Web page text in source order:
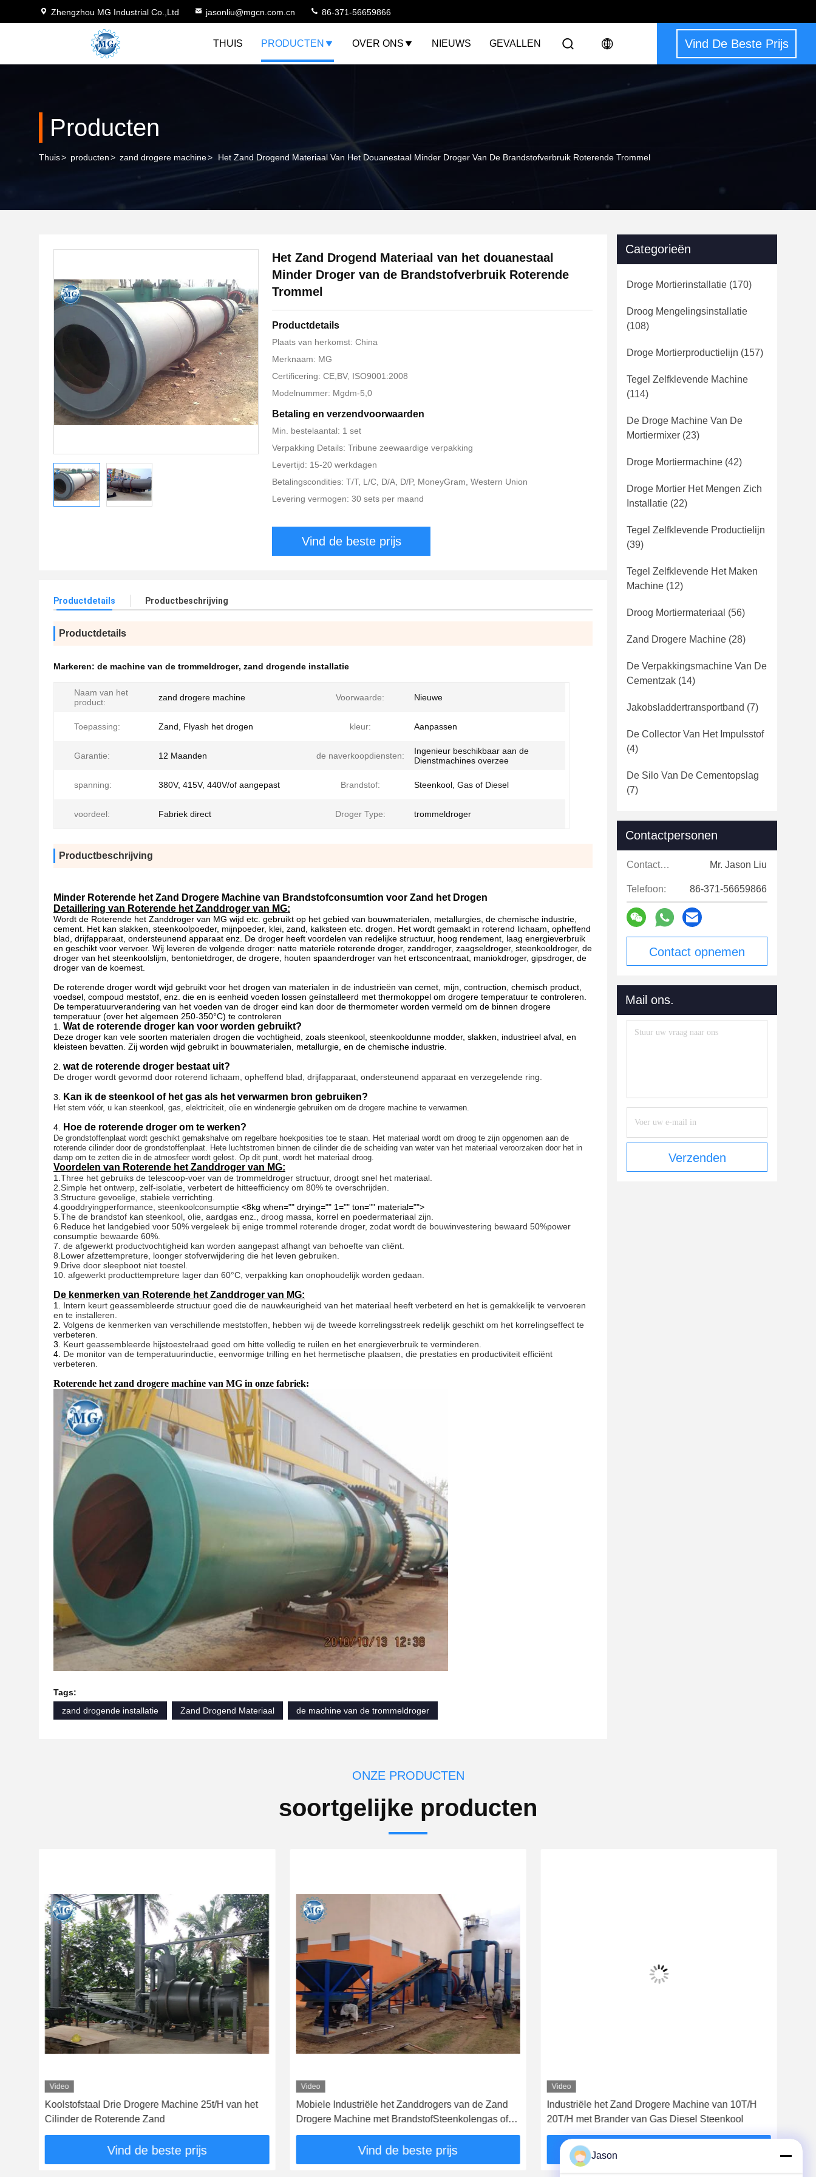
Zhengzhou MG Industrial Co.,Ltd jasonliu@mgcn.com.cn 86-371-56659866
THUIS PRODUCTEN OVER ONS NIEUWS GEVALLEN Vind De Beste Prijs
Producten
Thuis> producten> zand drogere machine> Het Zand Drogend Materiaal Van Het Douanestaal Minder Droger Van De Brandstofverbruik Roterende Trommel
Het Zand Drogend Materiaal van het douanestaal
Minder Droger van de Brandstofverbruik Roterende
Trommel
Productdetails
Plaats van herkomst: China
Merknaam: MG
Certificering: CE,BV, ISO9001:2008
Modelnummer: Mgdm-5,0
Betaling en verzendvoorwaarden
Min. bestelaantal: 1 set
Verpakking Details: Tribune zeewaardige verpakking
Levertijd: 15-20 werkdagen
Betalingscondities: T/T, L/C, D/A, D/P, MoneyGram, Western Union
Levering vermogen: 30 sets per maand
Vind de beste prijs
Productdetails Productbeschrijving
Productdetails
Markeren: de machine van de trommeldroger, zand drogende installatie
Naam van het
product:
zand drogere machine Voorwaarde: Nieuwe
Toepassing: Zand, Flyash het drogen kleur: Aanpassen
Garantie: 12 Maanden de naverkoopdiensten:
Ingenieur beschikbaar aan de
Dienstmachines overzee
spanning: 380V, 415V, 440V/of aangepast Brandstof: Steenkool, Gas of Diesel
voordeel: Fabriek direct Droger Type: trommeldroger
Productbeschrijving
Minder Roterende het Zand Drogere Machine van Brandstofconsumtion voor Zand het Drogen
Detaillering van Roterende het Zanddroger van MG:
Wordt de Roterende het Zanddroger van MG wijd etc. gebruikt op het gebied van bouwmaterialen, metallurgies, de chemische industrie,
cement. Het kan slakken, steenkoolpoeder, mijnpoeder, klei, zand, kalksteen etc. drogen. Het wordt gemaakt in roterend lichaam, opheffend
blad, drijfapparaat, ondersteunend apparaat enz. De droger heeft voordelen van redelijke structuur, hoog rendement, laag energieverbruik
en geschikt voor vervoer. Wij leveren de volgende droger: natte materiële roterende droger, zanddroger, zaagseldroger, steenkooldroger, de
droger van het steenkoolslijm, bentonietdroger, de drogere, houten spaanderdroger van het ertsconcentraat, maniokdroger, gipsdroger, de
droger van de koemest.
De roterende droger wordt wijd gebruikt voor het drogen van materialen in de industrieën van cemet, mijn, contruction, chemisch product,
voedsel, compoud meststof, enz. die en is eenheid voeden lossen geïnstalleerd met thermokoppel om drogere temperatuur te controleren.
De temperatuurverandering van het voeden van de droger eind kan door de thermometer worden vermeld om de binnen drogere
temperatuur (over het algemeen 250-350°C) te controleren
1. Wat de roterende droger kan voor worden gebruikt?
Deze droger kan vele soorten materialen drogen die vochtigheid, zoals steenkool, steenkooldunne modder, slakken, industrieel afval, en
kleisteen bevatten. Zij worden wijd gebruikt in bouwmaterialen, metallurgie, en de chemische industrie.
2. wat de roterende droger bestaat uit?
De droger wordt gevormd door roterend lichaam, opheffend blad, drijfapparaat, ondersteunend apparaat en verzegelende ring.
3. Kan ik de steenkool of het gas als het verwarmen bron gebruiken?
Het stem vóór, u kan steenkool, gas, elektriciteit, olie en windenergie gebruiken om de drogere machine te verwarmen.
4. Hoe de roterende droger om te werken?
De grondstoffenplaat wordt geschikt gemakshalve om regelbare hoekposities toe te staan. Het materiaal wordt om droog te zijn opgenomen aan de
roterende cilinder door de grondstoffenplaat. Hete luchtstromen binnen de cilinder die de scheiding van water van het materiaal veroorzaken door het in
damp om te zetten die in de atmosfeer wordt gelost. Op dit punt, wordt het materiaal droog.
Voordelen van Roterende het Zanddroger van MG:
1.Three het gebruiks de telescoop-voer van de trommeldroger structuur, droogt snel het materiaal.
2.Simple het ontwerp, zelf-isolatie, verbetert de hitteefficiency om 80% te overschrijden.
3.Structure gevoelige, stabiele verrichting.
4.gooddryingperformance, steenkoolconsumptie <8kg when="" drying="" 1="" ton="" material="">
5.The de brandstof kan steenkool, olie, aardgas enz., droog massa, korrel en poedermateriaal zijn.
6.Reduce het landgebied voor 50% vergeleek bij enige trommel roterende droger, zodat wordt de bouwinvestering bewaard 50%power
consumptie bewaarde 60%.
7. de afgewerkt productvochtigheid kan worden aangepast afhangt van behoefte van cliënt.
8.Lower afzettempreture, loonger stofverwijdering die het leven gebruiken.
9.Drive door sleepboot niet toestel.
10. afgewerkt producttempreture lager dan 60°C, verpakking kan onophoudelijk worden gedaan.
De kenmerken van Roterende het Zanddroger van MG:
1. Intern keurt geassembleerde structuur goed die de nauwkeurigheid van het materiaal heeft verbeterd en het is gemakkelijk te vervoeren
en te installeren.
2. Volgens de kenmerken van verschillende meststoffen, hebben wij de tweede korrelingsstreek redelijk geschikt om het korrelingseffect te
verbeteren.
3. Keurt geassembleerde hijstoestelraad goed om hitte volledig te ruilen en het energieverbruik te verminderen.
4. De monitor van de temperatuurinductie, eenvormige trilling en het hermetische plaatsen, die prestaties en productiviteit efficiënt
verbeteren.
Roterende het zand drogere machine van MG in onze fabriek:
Tags:
zand drogende installatie
Zand Drogend Materiaal de machine van de trommeldroger
Categorieën
Droge Mortierinstallatie (170)
Droog Mengelingsinstallatie
(108)
Droge Mortierproductielijn (157)
Tegel Zelfklevende Machine
(114)
De Droge Machine Van De
Mortiermixer (23)
Droge Mortiermachine (42)
Droge Mortier Het Mengen Zich
Installatie (22)
Tegel Zelfklevende Productielijn
(39)
Tegel Zelfklevende Het Maken
Machine (12)
Droog Mortiermateriaal (56)
Zand Drogere Machine (28)
De Verpakkingsmachine Van De
Cementzak (14)
Jakobsladdertransportband (7)
De Collector Van Het Impulsstof
(4)
De Silo Van De Cementopslag
(7)
Contactpersonen
Contactpersonen: Mr. Jason Liu
Telefoon: 86-371-56659866
Contact opnemen
Mail ons.
Verzenden
ONZE PRODUCTEN
soortgelijke producten
Video
Koolstofstaal Drie Drogere Machine 25t/H van het
Cilinder de Roterende Zand
Vind de beste prijs
Video
Mobiele Industriële het Zanddrogers van de Zand
Drogere Machine met BrandstofSteenkolengas of
Diesel
Vind de beste prijs
Video
Industriële het Zand Drogere Machine van 10T/H
20T/H met Brander van Gas Diesel Steenkool
Vind de beste prijs
Jason